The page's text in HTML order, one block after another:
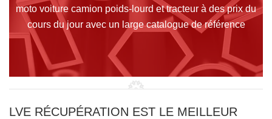
moto voiture camion poids-lourd et tracteur à des prix du
cours du jour avec un large catalogue de référence
LVE RÉCUPÉRATION EST LE MEILLEUR